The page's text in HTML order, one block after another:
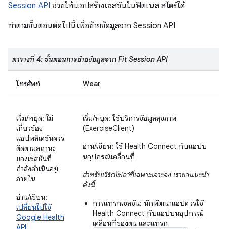
Session API ช่วยให้แอปสร้างเซสชันในฟิตเนส สโตร์ได้
ทำตามขั้นตอนต่อไปนี้เพื่อย้ายข้อมูลจาก Session API
ตารางที่ 4: ขั้นตอนการย้ายข้อมูลจาก Fit Session API
โทรศัพท์ Wear
เริ่ม/หยุด: ไม่
เกี่ยวข้อง
แอปพลิเคชันควร
ติดตามสถานะ
ของเซสชันที่
กำลังดำเนินอยู่
ภายใน
อ่าน/เขียน:
เปลี่ยนไปใช้
Google Health
เริ่ม/หยุด: ใช้บริการข้อมูลสุขภาพ
(ExerciseClient)
อ่าน/เขียน: ใช้ Health Connect กับแอปบ
นอุปกรณ์เคลื่อนที่
สำหรับเวิร์กโฟลว์ที่เฉพาะเจาะจง เราขอแนะนำ
ดังนี้
การแทรกเซสชัน: นักพัฒนาแอปควรใช้
Health Connect กับแอปบนอุปกรณ์
เคลื่อนที่ของตน และแทรก